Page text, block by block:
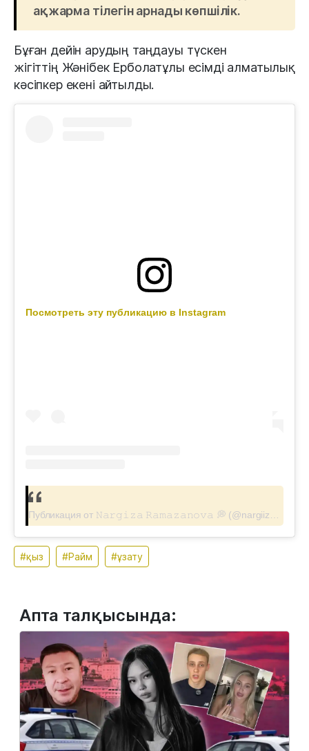
ақжарма тілегін арнады көпшілік.
Бұған дейін арудың таңдауы түскен
жігіттің Жәнібек Ерболатұлы есімді алматылық
кәсіпкер екені айтылды.
Посмотреть эту публикацию в Instagram
#қыз #Райм #ұзату
Апта талқысында: